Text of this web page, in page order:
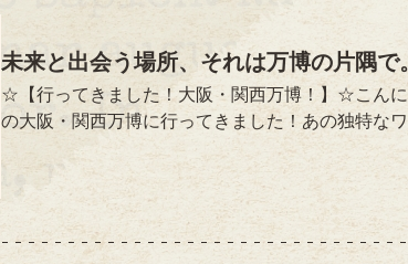
未来と出会う場所、それは万博の片隅で。
☆【行ってきました！大阪・関西万博！】☆こん
の大阪・関西万博に行ってきました！あの独特な
そして世界中の文化が交差する空間…まさに夢の
オンの数々各国や企業が工夫を凝らしたパビリオ
住まい」をテーマにした展示。最先端テクノロジ
感覚を体験できました。「Nitta Home」としても
た！美味しい！楽しい！万博グルメ！会...